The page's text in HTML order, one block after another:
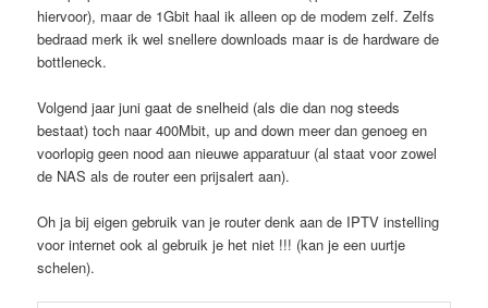
hiervoor), maar de 1Gbit haal ik alleen op de modem zelf. Zelfs
bedraad merk ik wel snellere downloads maar is de hardware de
bottleneck.
Volgend jaar juni gaat de snelheid (als die dan nog steeds
bestaat) toch naar 400Mbit, up and down meer dan genoeg en
voorlopig geen nood aan nieuwe apparatuur (al staat voor zowel
de NAS als de router een prijsalert aan).
Oh ja bij eigen gebruik van je router denk aan de IPTV instelling
voor internet ook al gebruik je het niet !!! (kan je een uurtje
schelen).